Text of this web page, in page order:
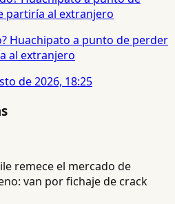
Huachipato a punto de perder
al extranjero
de 2026, 18:25